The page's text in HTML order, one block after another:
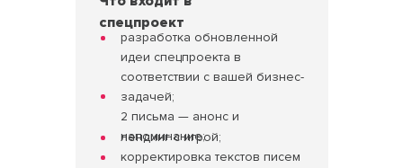
разработка обновленной
идеи спецпроекта в
соответствии с вашей бизнес-
задачей;
2 письма — анонс и
напоминание;
спецпроект
лендинг с игрой;
корректировка текстов писем